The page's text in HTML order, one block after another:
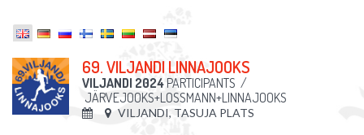
69. VILJANDI LINNAJOOKS
VILJANDI 2024PARTICIPANTS /
JÄRVEJOOKS+LOSSMANN+LINNAJOOKS
VILJANDI, TASUJA PLATS